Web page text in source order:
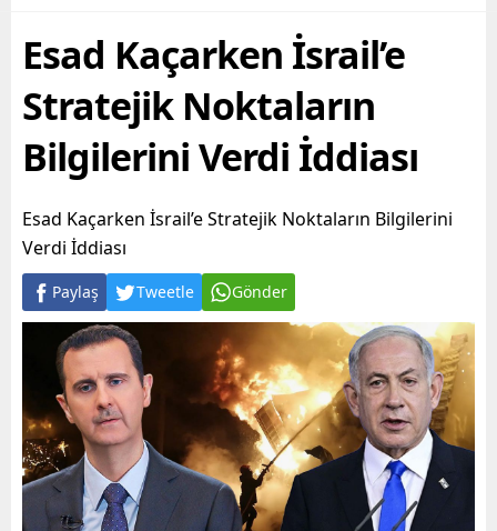
Esad Kaçarken İsrail’e
Stratejik Noktaların
Bilgilerini Verdi İddiası
Esad Kaçarken İsrail’e Stratejik Noktaların Bilgilerini
Verdi İddiası
Paylaş Tweetle Gönder